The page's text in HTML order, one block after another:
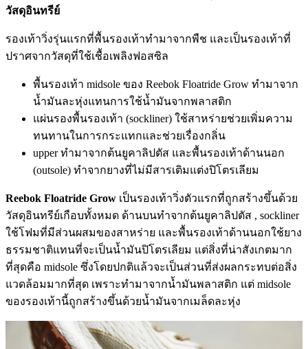
วัสดุอินทรีย์
รองเท้าวิ่งรุ่นแรกที่พื้นรองเท้าทำมาจากพืช และเป็นรองเท้าที่
ปราศจากวัสดุที่ใช้เชื้อเพลิงฟอสซิล
พื้นรองเท้า midsole ของ Reebok Floatride Grow ทำมาจาก
น้ำมันละหุ่งแทนการใช้น้ำมันจากพลาสติก
แผ่นรองพื้นรองเท้า (sockliner) ใช้สาหร่ายช่วยเพิ่มความ
ทนทานในการกระแทกและช่วยเรื่องกลิ่น
upper ทำมาจากต้นยูคาลิปตัส และพื้นรองเท้าด้านนอก
(outsole) ทำจากยางที่ไม่มีสารเติมแต่งปิโตรเลียม
Reebok Floatride Grow เป็นรองเท้าวิ่งตัวแรกที่ถูกสร้างขึ้นด้วย
วัสดุอินทรีย์เกือบทั้งหมด ด้านบนทำจากต้นยูคาลิปตัส , sockliner
ใช้โฟมที่มีส่วนผสมของสาหร่าย และพื้นรองเท้าด้านนอกใช้ยาง
ธรรมชาติแทนที่จะเป็นน้ำมันปิโตรเลียม แต่สิ่งที่น่าสังเกตมาก
ที่สุดคือ midsole ซึ่งโดยปกติแล้วจะเป็นส่วนที่ส่งผลกระทบต่อสิ่ง
แวดล้อมมากที่สุด เพราะทำมาจากน้ำมันพลาสติก แต่ midsole
ของรองเท้านี้ถูกสร้างขึ้นด้วยน้ำมันจากเมล็ดละหุ่ง